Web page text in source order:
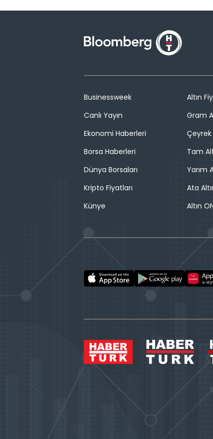
Businessweek
Canlı Yayın
Ekonomi Haberleri
Borsa Haberleri
Dünya Borsaları
Kripto Fiyatları
Künye
Altın
Gram
Çeyrek
Tam
Yarım
Ata
Altın